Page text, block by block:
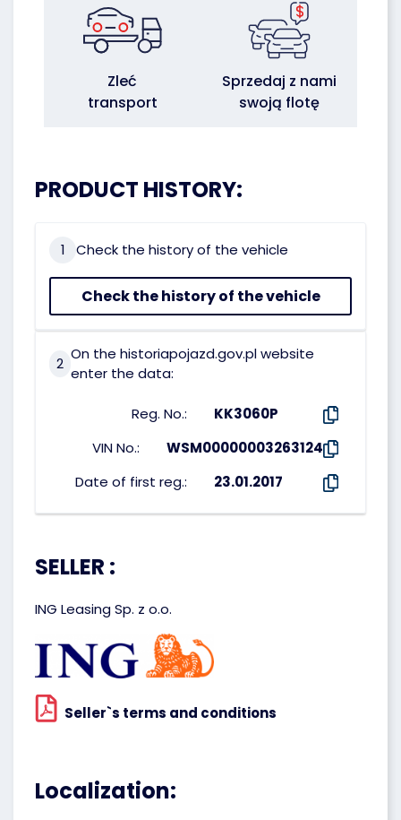
Zleć
transport
Sprzedaj z nami
swoją flotę
PRODUCT HISTORY:
1 Check the history of the vehicle
Check the history of the vehicle
2
On the historiapojazd.gov.pl website
enter the data:
Reg. No.:
KK3060P
VIN No.:
WSM00000003263124
Date of first reg.:
23.01.2017
SELLER :
ING Leasing Sp. z o.o.
Seller`s terms and conditions
Localization: